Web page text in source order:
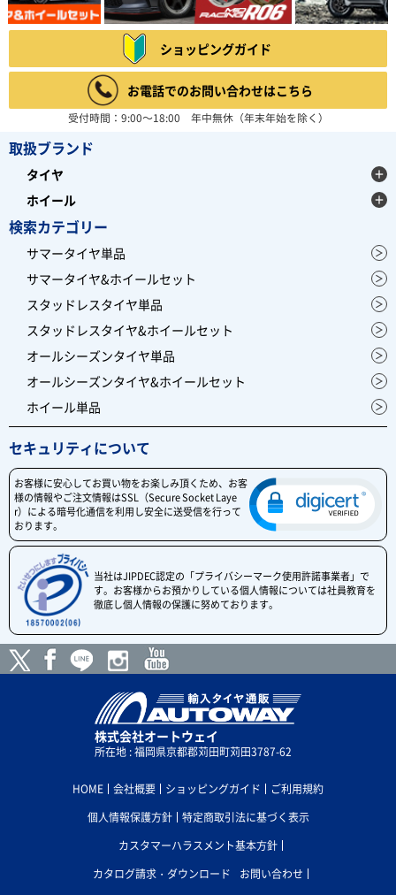
ショッピングガイド
お電話でのお問い合わせはこちら
受付時間：9:00～18:00 年中無休（年末年始を除く）
取扱ブランド
タイヤ
ホイール
検索カテゴリー
サマータイヤ単品
サマータイヤ&ホイールセット
スタッドレスタイヤ単品
スタッドレスタイヤ&ホイールセット
オールシーズンタイヤ単品
オールシーズンタイヤ&ホイールセット
ホイール単品
セキュリティについて
お客様に安心してお買い物をお楽しみ頂くため、お客
様の情報やご注文情報はSSL（Secure Socket Laye
r）による暗号化通信を利用し安全に送受信を行って
おります。
当社はJIPDEC認定の「プライバシーマーク使用許諾事業者」で
す。お客様からお預かりしている個人情報については社員教育を
徹底し個人情報の保護に努めております。
株式会社オートウェイ
所在地 : 福岡県京都郡苅田町苅田3787-62
HOME 会社概要 ショッピングガイド
ご利用規約
個人情報保護方針
特定商取引法に基づく表示
カスタマーハラスメント基本方針
カタログ請求・ダウンロード
お問い合わせ